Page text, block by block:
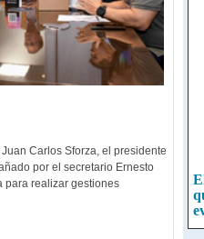
Carlos Sforza, el presidente
por el secretario Ernesto
para realizar gestiones